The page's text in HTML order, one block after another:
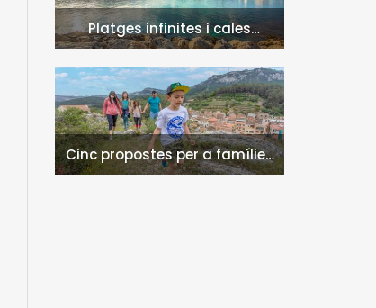
Platges infinites i cales
naturals a l'Hospitalet de
l'Infant i la Vall de Llors
Cinc propostes per a famílies
a l'Hospitalet de l'Infant i la